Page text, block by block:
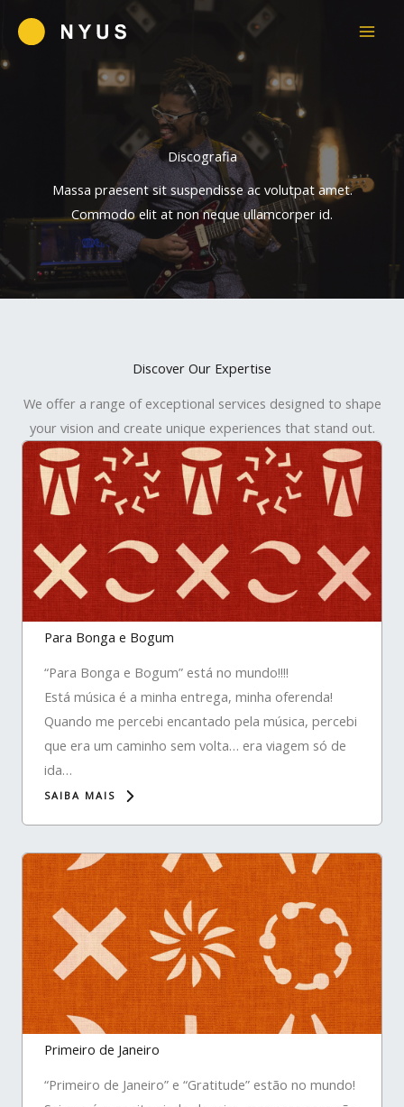
para
o
Discografia
Massa praesent sit suspendisse ac volutpat amet.
Commodo elit at non neque ullamcorper id.
Discover Our Expertise
We offer a range of exceptional services designed to shape
your vision and create unique experiences that stand out.
Para Bonga e Bogum
“Para Bonga e Bogum” está no mundo!!!!
Está música é a minha entrega, minha oferenda!
Quando me percebi encantado pela música, percebi
que era um caminho sem volta… era viagem só de
ida…
SAIBA MAIS
Primeiro de Janeiro
“Primeiro de Janeiro” e “Gratitude” estão no mundo!